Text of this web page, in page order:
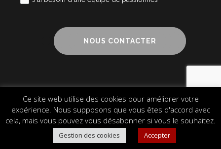
NOUS CONTACTER
Mentions légales Cookies
Plan du site
© 2024 Alliance Cube – Design & Communication
Ce site web utilise des cookies pour améliorer votre
expérience. Nous supposons que vous êtes d'accord avec
cela, mais vous pouvez vous désabonner si vous le souhaitez.
Gestion des cookies Accepter